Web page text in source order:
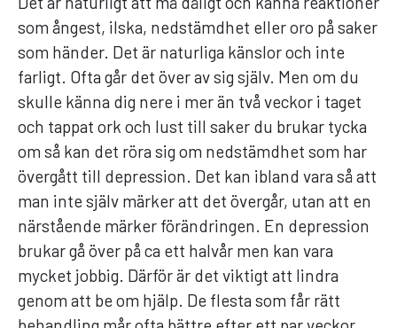
som ångest, ilska, nedstämdhet eller oro på saker
som händer. Det är naturliga känslor och inte
farligt. Ofta går det över av sig själv. Men om du
skulle känna dig nere i mer än två veckor i taget
och tappat ork och lust till saker du brukar tycka
om så kan det röra sig om nedstämdhet som har
övergått till depression. Det kan ibland vara så att
man inte själv märker att det övergår, utan att en
närstående märker förändringen. En depression
brukar gå över på ca ett halvår men kan vara
mycket jobbig. Därför är det viktigt att lindra
genom att be om hjälp. De flesta som får rätt